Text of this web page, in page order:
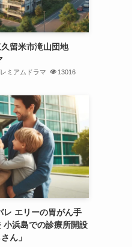
留米市滝山団地
ミアムドラマ 13016
レ エリーの胃がん手
小浜島での診療所開設
ん」